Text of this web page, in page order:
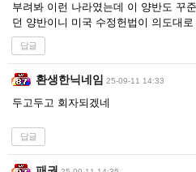
부려봐 이런 나라였는데 이 양반도 꾸
던 양반이니 미국 수정헌법이 의도대
답글
환생한닉네임 25-09-11 14:33
두고두고 회자되겠네
답글